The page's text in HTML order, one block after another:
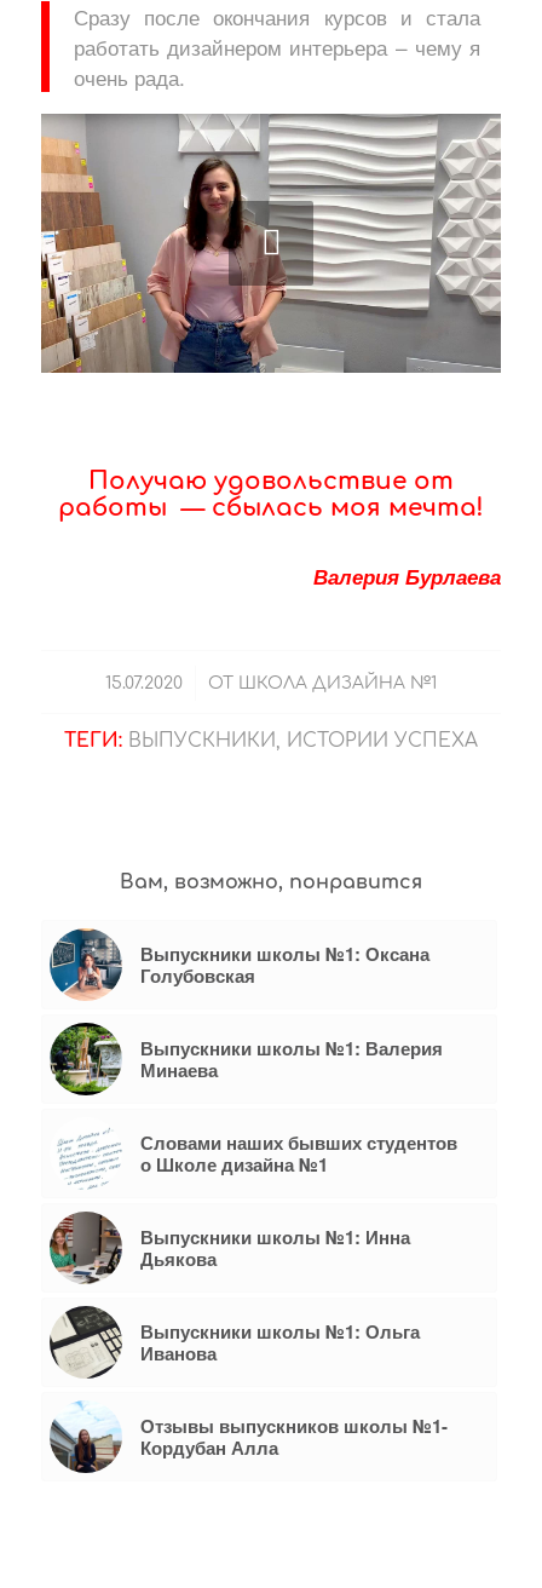
Сразу после окончания курсов и стала
работать дизайнером интерьера – чему я
очень рада.
Получаю удовольствие от
работы — сбылась моя мечта!
Валерия Бурлаева
15.07.2020
/ ОТ ШКОЛА ДИЗАЙНА №1
ТЕГИ: ВЫПУСКНИКИ, ИСТОРИИ УСПЕХА
Вам, возможно, понравится
Выпускники школы №1: Оксана
Голубовская
Выпускники школы №1: Валерия
Минаева
Словами наших бывших студентов
о Школе дизайна №1
Выпускники школы №1: Инна
Дьякова
Выпускники школы №1: Ольга
Иванова
Отзывы выпускников школы №1-
Кордубан Алла